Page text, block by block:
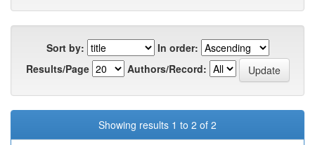
Sort by:
In order:
Results/Page
Authors/Record:
Showing results 1 to 2 of 2